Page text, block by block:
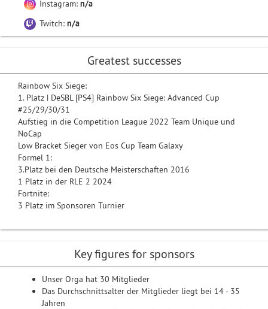
Instagram: n/a
Twitch: n/a
Greatest successes
Rainbow Six Siege:
1. Platz | DeSBL [PS4] Rainbow Six Siege: Advanced Cup
#25/29/30/31
Aufstieg in die Competition League 2022 Team Unique und
NoCap
Low Bracket Sieger von Eos Cup Team Galaxy
Formel 1:
3.Platz bei den Deutsche Meisterschaften 2016
1 Platz in der RLE 2 2024
Fortnite:
3 Platz im Sponsoren Turnier
Key figures for sponsors
Unser Orga hat 30 Mitglieder
Das Durchschnittsalter der Mitglieder liegt bei 14 - 35
Jahren